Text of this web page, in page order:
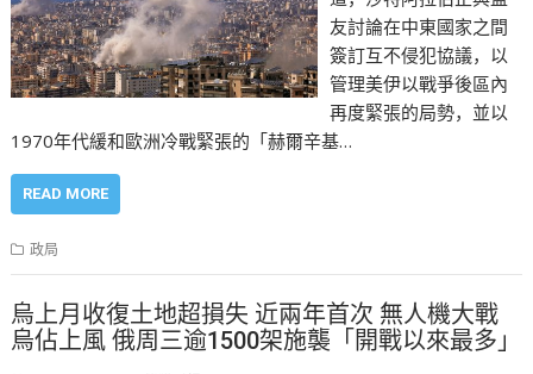
友討論在中東國家之間
簽訂互不侵犯協議，以
管理美伊以戰爭後區內
再度緊張的局勢，並以
1970年代緩和歐洲冷戰緊張的「赫爾辛基…
READ MORE
政局
烏上月收復土地超損失 近兩年首次 無人機大戰
烏佔上風 俄周三逾1500架施襲「開戰以來最多」